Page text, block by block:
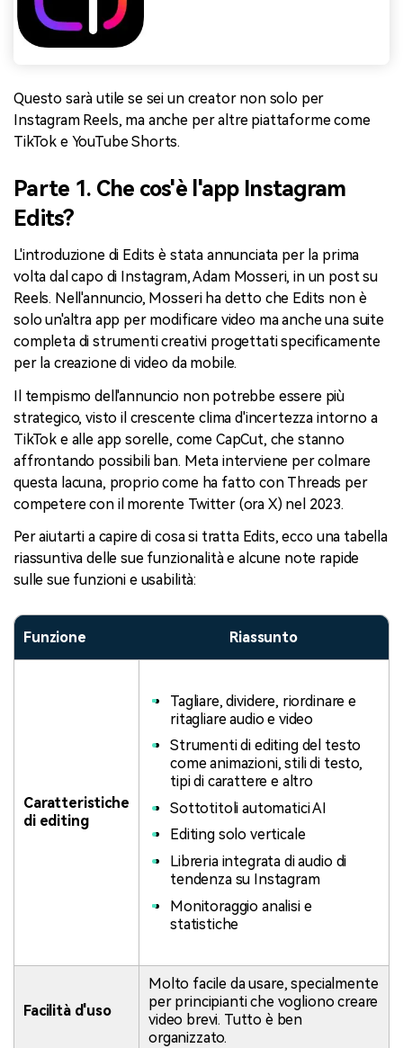
Questo sarà utile se sei un creator non solo per
Instagram Reels, ma anche per altre piattaforme come
TikTok e YouTube Shorts.
Parte 1. Che cos'è l'app Instagram
Edits?
L'introduzione di Edits è stata annunciata per la prima
volta dal capo di Instagram, Adam Mosseri, in un post su
Reels. Nell'annuncio, Mosseri ha detto che Edits non è
solo un'altra app per modificare video ma anche una suite
completa di strumenti creativi progettati specificamente
per la creazione di video da mobile.
Il tempismo dell'annuncio non potrebbe essere più
strategico, visto il crescente clima d'incertezza intorno a
TikTok e alle app sorelle, come CapCut, che stanno
affrontando possibili ban. Meta interviene per colmare
questa lacuna, proprio come ha fatto con Threads per
competere con il morente Twitter (ora X) nel 2023.
Per aiutarti a capire di cosa si tratta Edits, ecco una tabella
riassuntiva delle sue funzionalità e alcune note rapide
sulle sue funzioni e usabilità:
Funzione Riassunto
Caratteristiche
di editing
Tagliare, dividere, riordinare e
ritagliare audio e video
Strumenti di editing del testo
come animazioni, stili di testo,
tipi di carattere e altro
Sottotitoli automatici AI
Editing solo verticale
Libreria integrata di audio di
tendenza su Instagram
Monitoraggio analisi e
statistiche
Facilità d'uso
Molto facile da usare, specialmente
per principianti che vogliono creare
video brevi. Tutto è ben
organizzato.